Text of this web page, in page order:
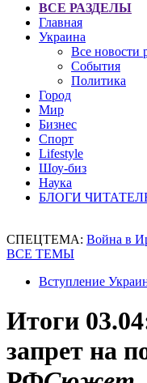
ВСЕ РАЗДЕЛЫ
Главная
Украина
Все новости
События
Политика
Город
Мир
Бизнес
Спорт
Lifestyle
Шоу-биз
Наука
БЛОГИ
СПЕЦТЕМА: Война в
ВСЕ ТЕМЫ
Вступление
Итоги
запрет на